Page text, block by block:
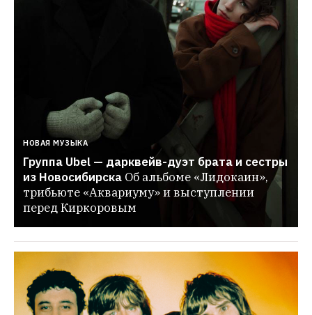
НОВАЯ МУЗЫКА
Группа Ubel — дарквейв-дуэт брата и сестры
из Новосибирска Об альбоме «Лидокаин»,
трибьюте «Аквариуму» и выступлении
перед Киркоровым